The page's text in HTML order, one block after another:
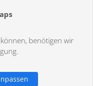
benötigen wir